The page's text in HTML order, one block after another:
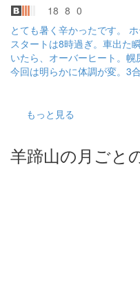
18 8 0
とても暑く辛かったです。
スタートは8時過ぎ。車出た
いたら、オーバーヒート。幌
今回は明らかに体調が変。3
まで6時間ペース、下山は17
に下りました。ペース上げす
でペースダウン、へとへと
もっと見る
羊蹄山の月ごと